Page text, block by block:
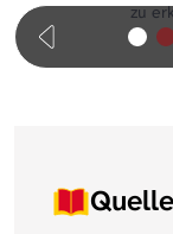
zu